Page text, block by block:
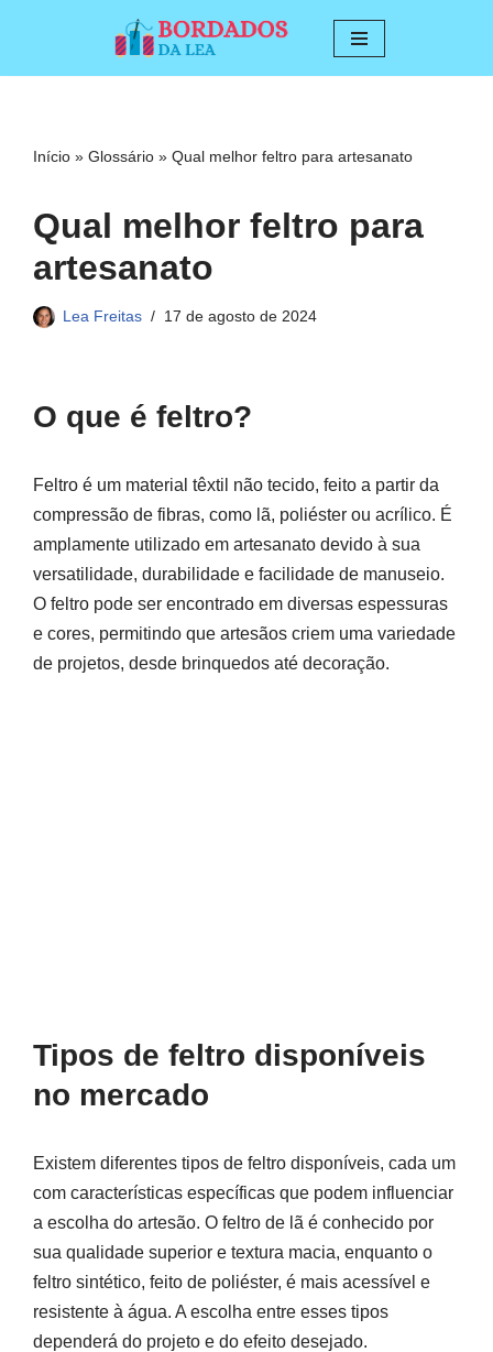
conteúdo
Início » Glossário » Qual melhor feltro para artesanato
Qual melhor feltro para
artesanato
Lea Freitas 17 de agosto de 2024
O que é feltro?
Feltro é um material têxtil não tecido, feito a partir da
compressão de fibras, como lã, poliéster ou acrílico. É
amplamente utilizado em artesanato devido à sua
versatilidade, durabilidade e facilidade de manuseio.
O feltro pode ser encontrado em diversas espessuras
e cores, permitindo que artesãos criem uma variedade
de projetos, desde brinquedos até decoração.
Tipos de feltro disponíveis
no mercado
Existem diferentes tipos de feltro disponíveis, cada um
com características específicas que podem influenciar
a escolha do artesão. O feltro de lã é conhecido por
sua qualidade superior e textura macia, enquanto o
feltro sintético, feito de poliéster, é mais acessível e
resistente à água. A escolha entre esses tipos
dependerá do projeto e do efeito desejado.